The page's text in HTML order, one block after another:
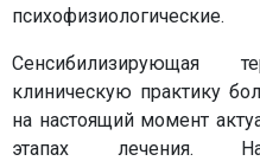
психофизиологические.
Сенсибилизирующая
клиническую практику
на настоящий момент
этапах лечения.